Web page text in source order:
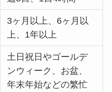
3ヶ月以上、6ヶ月以
上、1年以上
土日祝日やゴールデ
ンウィーク、お盆、
年末年始などの繁忙